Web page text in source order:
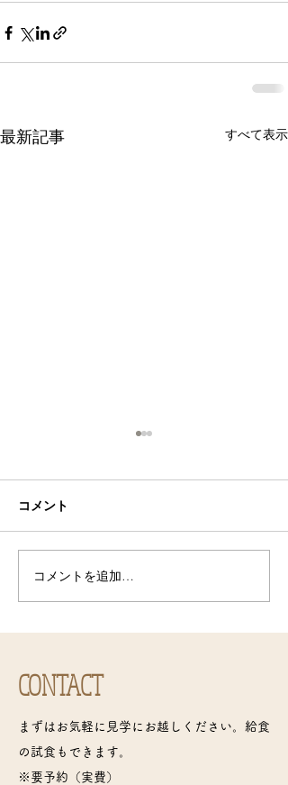
最新記事 すべて表示
コメント
コメントを追加…
CONTACT
まずはお気軽に見学にお越しください。給食
の試食もできます。
※要予約（実費）